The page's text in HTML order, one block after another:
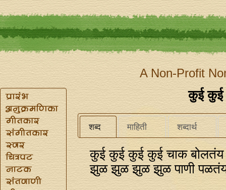
A Non-Profit
कुई कुई
शब्द माहिती शब्दार्थ
कुई कुई कुई कुई चाक बोलतंय
झुळ झुळ झुळ झुळ पाणी पळतंय